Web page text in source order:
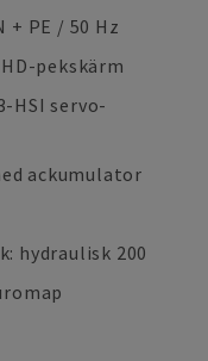
+ PE / 50 Hz
pekskärm
HSI servo-
ackumulator
hydraulisk 200